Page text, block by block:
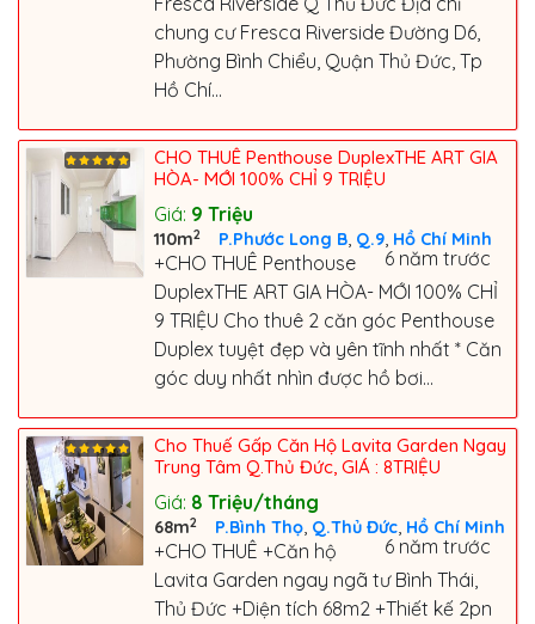
chung cư Fresca Riverside Đường D6,
Phường Bình Chiểu, Quận Thủ Đức, Tp
Hồ Chí...
CHO THUÊ Penthouse DuplexTHE ART GIA
HÒA- MỚI 100% CHỈ 9 TRIỆU
Giá: 9 Triệu
110m2 P.Phước Long B, Q.9, Hồ Chí Minh
6 năm trước
+CHO THUÊ Penthouse
DuplexTHE ART GIA HÒA- MỚI 100% CHỈ
9 TRIỆU Cho thuê 2 căn góc Penthouse
Duplex tuyệt đẹp và yên tĩnh nhất * Căn
góc duy nhất nhìn được hồ bơi...
Cho Thuế Gấp Căn Hộ Lavita Garden Ngay
Trung Tâm Q.Thủ Đức, GIÁ : 8TRIỆU
Giá: 8 Triệu/tháng
68m2 P.Bình Thọ, Q.Thủ Đức, Hồ Chí Minh
6 năm trước
+CHO THUÊ +Căn hộ
Lavita Garden ngay ngã tư Bình Thái,
Thủ Đức +Diện tích 68m2 +Thiết kế 2pn